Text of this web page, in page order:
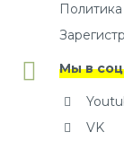
Мы в
VK